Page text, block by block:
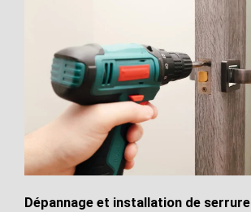
Dépannage et installation de serrure